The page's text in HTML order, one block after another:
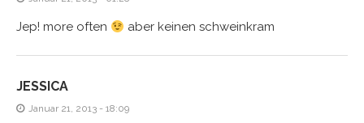
Jep! more often aber keinen schweinkram
JESSICA
Januar 21, 2013 - 18:09